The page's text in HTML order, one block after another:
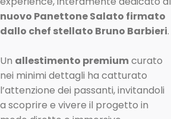
nuovo Panettone Salato firmato
dallo chef stellato Bruno Barbieri.
Un allestimento premiumcurato
nei minimi dettagli ha catturato
l’attenzione dei passanti, invitandoli
a scoprire e vivere il progetto in